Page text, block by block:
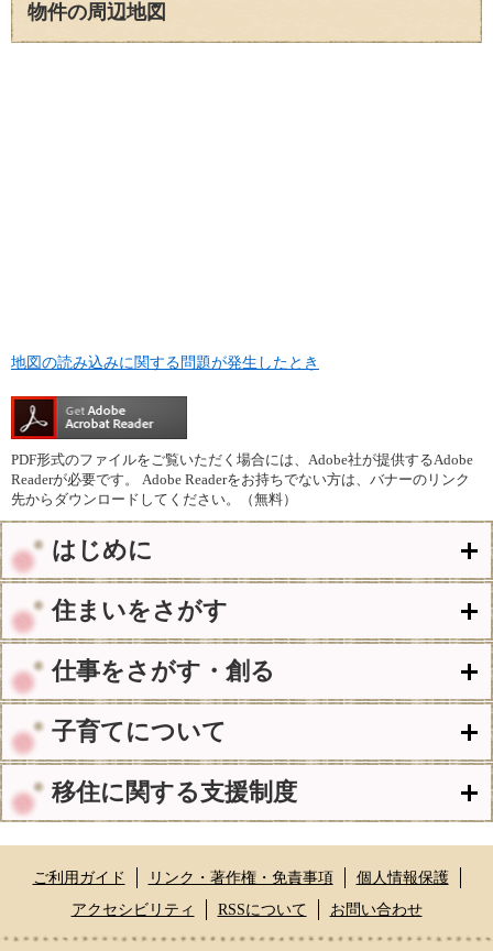
はじめに
住まいをさがす
仕事をさがす・創る
子育てについて
移住に関する支援制度
物件の周辺地図
地図の読み込みに関する問題が発生したとき
PDF形式のファイルをご覧いただく場合には、Adobe社が提供するAdobe
Readerが必要です。
Adobe Readerをお持ちでない方は、バナーのリンク
先からダウンロードしてください。（無料）
ご利用ガイド リンク・著作権・免責事項
個人情報保護
アクセシビリティ
RSSについて お問い合わせ